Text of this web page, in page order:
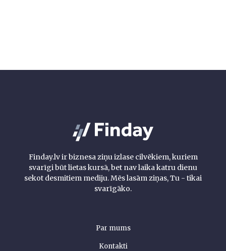
Finday.lv ir biznesa ziņu izlase cilvēkiem, kuriem
svarīgi būt lietas kursā, bet nav laika katru dienu
sekot desmitiem mediju. Mēs lasām ziņas, Tu - tikai
svarīgāko.
Par mums
Kontakti